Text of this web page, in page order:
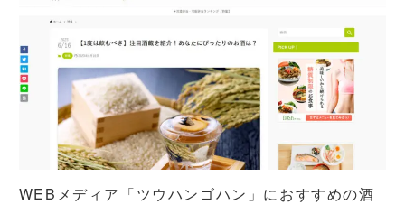
WEBメディア「ツウハンゴハン」におすすめの酒